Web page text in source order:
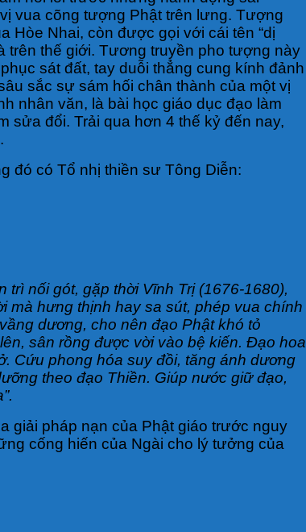
vua cõng tượng Phật trên lưng. Tượng
Hòe Nhai, còn được gọi với cái tên “dị
trên thế giới. Tương truyền pho tượng này
sát đất, tay duỗi thẳng cung kính đảnh
sắc sự sám hối chân thành của một vị
nhân văn, là bài học giáo dục đạo làm
sửa đổi. Trải qua hơn 4 thế kỷ đến nay,
đó có Tổ nhị thiền sư Tông Diễn:
trì nối gót, gặp thời Vĩnh Trị (1676-1680),
mà hưng thịnh hay sa sút, phép vua chính
dương, cho nên đạo Phật khó tỏ
sân rồng được vời vào bệ kiến. Đạo hoa
Cứu phong hóa suy đồi, tăng ánh dương
theo đạo Thiền. Giúp nước giữ đạo,
giải pháp nạn của Phật giáo trước nguy
cống hiến của Ngài cho lý tưởng của